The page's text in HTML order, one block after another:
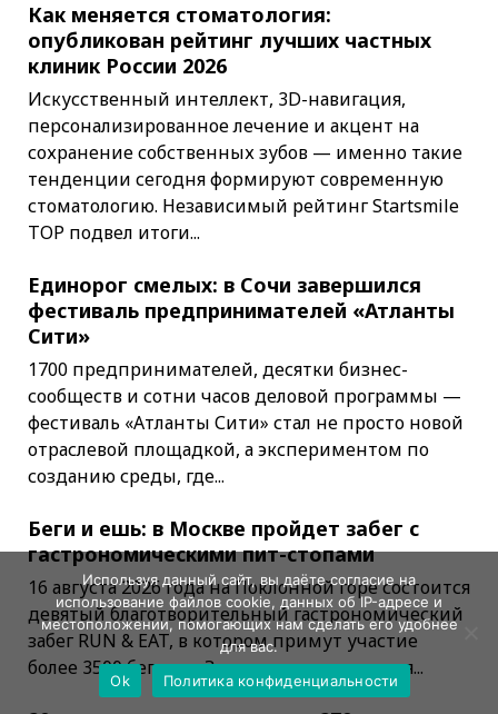
Как меняется стоматология:
опубликован рейтинг лучших частных
клиник России 2026
Искусственный интеллект, 3D-навигация,
персонализированное лечение и акцент на
сохранение собственных зубов — именно такие
тенденции сегодня формируют современную
стоматологию. Независимый рейтинг Startsmile
TOP подвел итоги...
Единорог смелых: в Сочи завершился
фестиваль предпринимателей «Атланты
Сити»
1700 предпринимателей, десятки бизнес-
сообществ и сотни часов деловой программы —
фестиваль «Атланты Сити» стал не просто новой
отраслевой площадкой, а экспериментом по
созданию среды, где...
Беги и ешь: в Москве пройдет забег с
гастрономическими пит-стопами
16 августа 2026 года на Поклонной горе состоится
девятый благотворительный гастрономический
забег RUN & EAT, в котором примут участие
более 3500 бегунов. За годы существования...
Используя данный сайт, вы даёте согласие на
использование файлов cookie, данных об IP-адресе и
местоположении, помогающих нам сделать его удобнее
для вас.
Ok
Политика конфиденциальности